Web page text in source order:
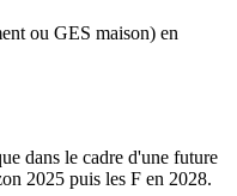
ou GES maison) en
dans le cadre d'une future
2025 puis les F en 2028.